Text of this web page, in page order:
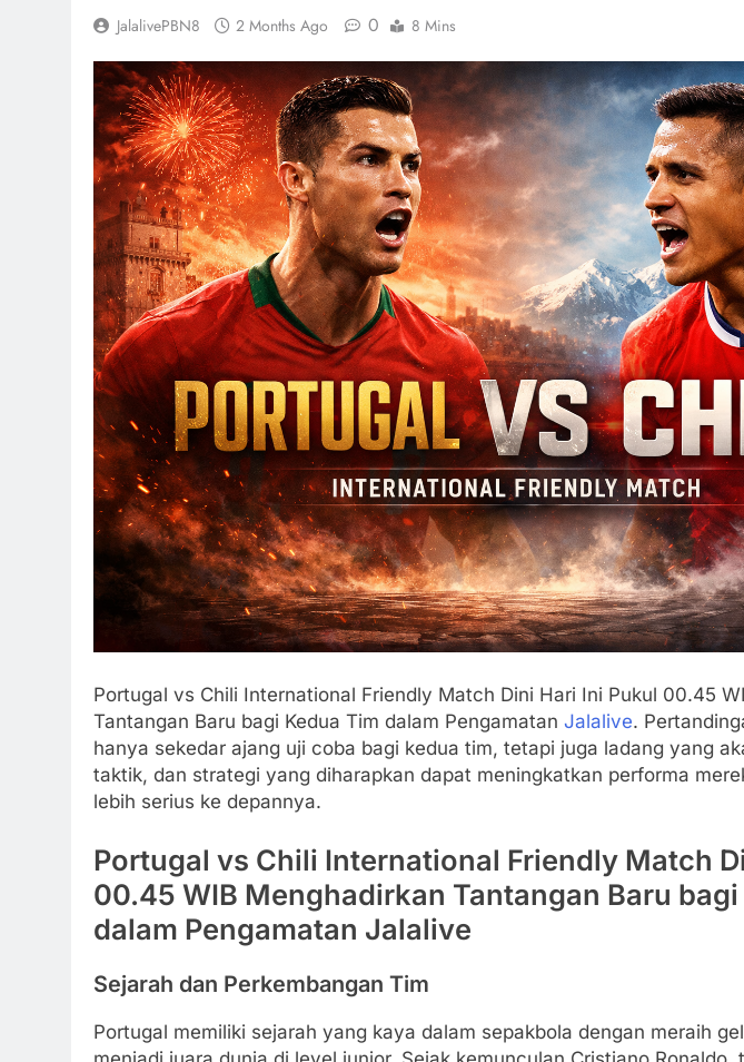
JalalivePBN8 2 Months Ago 0 8 Mins
Portugal vs Chili International Friendly Match Dini Hari Ini Pukul 00.45
Tantangan Baru bagi Kedua Tim dalam Pengamatan Jalalive.
hanya sekedar ajang uji coba bagi kedua tim, tetapi juga ladang yang
taktik, dan strategi yang diharapkan dapat meningkatkan performa
lebih serius ke depannya.
Portugal vs Chili International Friendly Match
00.45 WIB Menghadirkan Tantangan Baru bagi
dalam Pengamatan Jalalive
Sejarah dan Perkembangan Tim
Portugal memiliki sejarah yang kaya dalam sepakbola dengan meraih